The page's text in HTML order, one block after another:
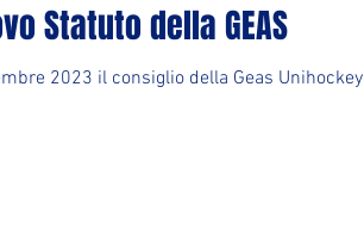
Statuto della GEAS
2023 il consiglio della Geas